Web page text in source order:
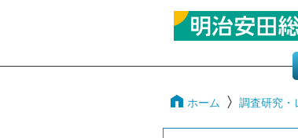
ホーム 調査研究・